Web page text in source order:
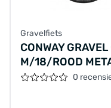
Gravelfiets
CONWAY
M/18/ROOD
METALLIC/0